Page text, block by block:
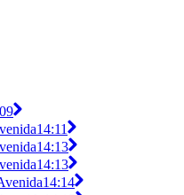
14:11
14:13
14:13
14:14